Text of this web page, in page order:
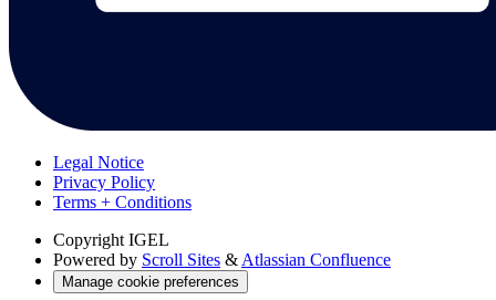
Legal Notice
Privacy Policy
Terms + Conditions
Copyright IGEL
Powered by Scroll Sites & Atlassian Confluence
Manage cookie preferences